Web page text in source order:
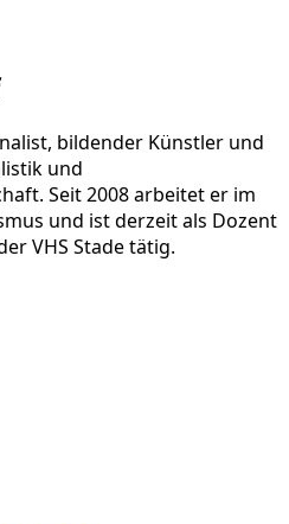
bildender Künstler und
und
Seit 2008 arbeitet er im
und ist derzeit als Dozent
VHS Stade tätig.